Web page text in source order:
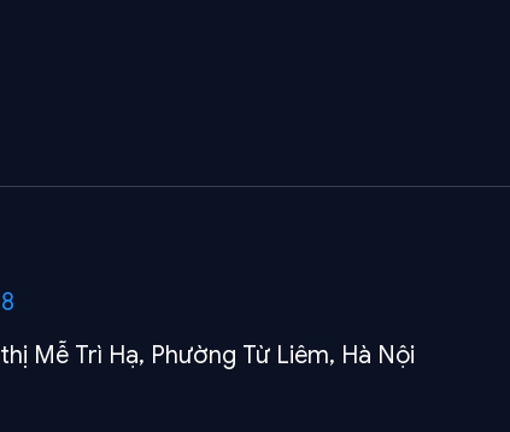
Mễ Trì Hạ, Phường Từ Liêm, Hà Nội